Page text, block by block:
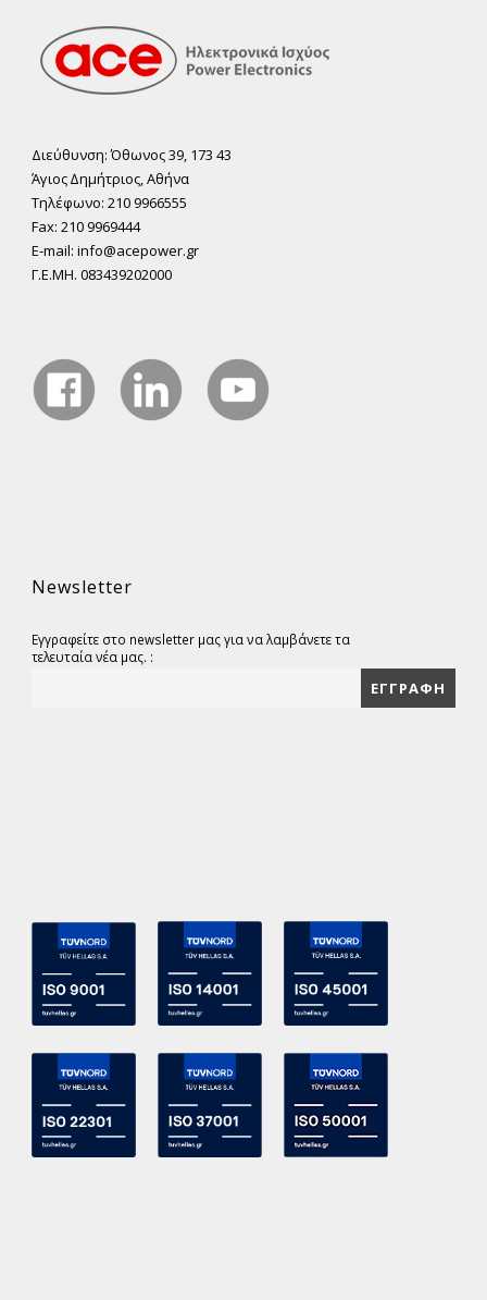
Διεύθυνση: Όθωνος 39, 173 43
Άγιος ∆ηµήτριος, Αθήνα
Τηλέφωνο: 210 9966555
Fax: 210 9969444
E-mail: info@acepower.gr
Γ.Ε.ΜΗ. 083439202000
Newsletter
Εγγραφείτε στο newsletter μας για να λαμβάνετε τα
τελευταία νέα μας. :